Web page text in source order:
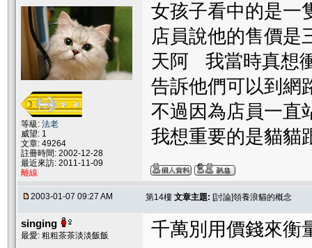
等級: 法老
威望: 1
文章: 49264
註冊時間: 2002-12-28
最近來訪: 2011-11-09
離線
女孩子看中的是一
店員說他的售價是
天阿 我當時真想
告訴他們可以到
不過因為店員一直
我想重要的是貓貓
2003-01-07 09:27 AM 第14樓 文章主題: [討論]領養浪貓的概念
singing
最愛: 粗粗茶茶淡淡飯飯 千萬別用價錢來衡